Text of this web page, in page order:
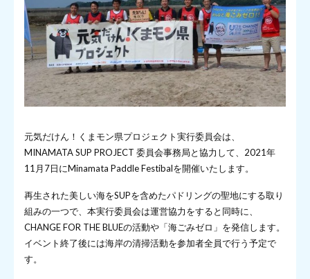
元気だけん！くまモン県プロジェクト実行委員会は、
MINAMATA SUP PROJECT 委員会事務局と協力して、2021年
11月7日にMinamata Paddle Festibalを開催いたします。
再生された美しい海をSUPを含めたパドリングの聖地にする取り
組みの一つで、本実行委員会は運営協力をすると同時に、
CHANGE FOR THE BLUEの活動や「海ごみゼロ」を発信します。
イベント終了後には海岸の清掃活動を参加者全員で行う予定で
す。